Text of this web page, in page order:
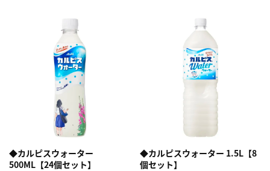
◆カルピスウォーター
500ML【24個セット】
◆カルピスウォーター 1.5L【8
個セット】